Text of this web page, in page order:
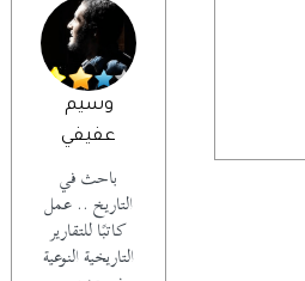
وسيم
عفيفي
باحث في
التاريخ .. عمل
كاتبًا للتقارير
التاريخية النوعية